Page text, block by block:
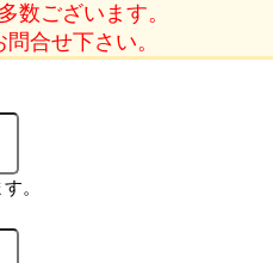
数ございます。
合せ下さい。
。